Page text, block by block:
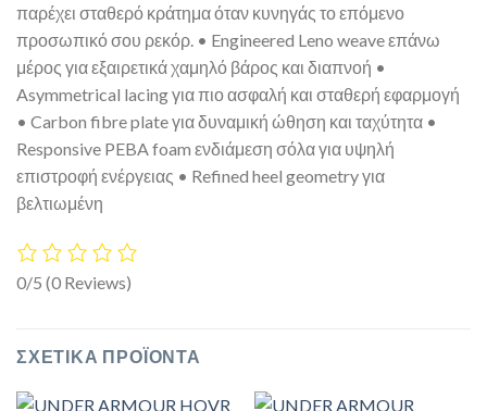
παρέχει σταθερό κράτημα όταν κυνηγάς το επόμενο
προσωπικό σου ρεκόρ. • Engineered Leno weave επάνω
μέρος για εξαιρετικά χαμηλό βάρος και διαπνοή •
Asymmetrical lacing για πιο ασφαλή και σταθερή εφαρμογή
• Carbon fibre plate για δυναμική ώθηση και ταχύτητα •
Responsive PEBA foam ενδιάμεση σόλα για υψηλή
επιστροφή ενέργειας • Refined heel geometry για
βελτιωμένη
0/5 (0 Reviews)
ΣΧΕΤΙΚΆ ΠΡΟΪΌΝΤΑ